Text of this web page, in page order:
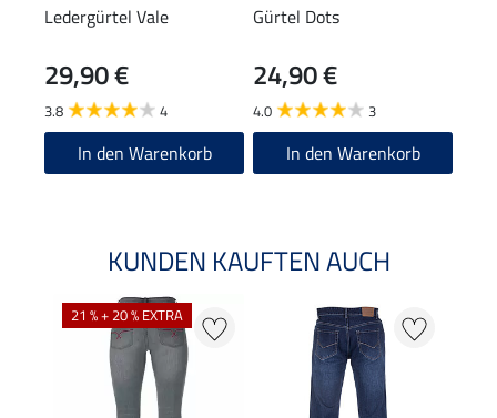
Ledergürtel Vale
29,90 €
3.8 4
In den Warenkorb
Gürtel Dots
24,90 €
4.0 3
In den Warenkorb
KUNDEN KAUFTEN AUCH
21 % + 20 % EXTRA